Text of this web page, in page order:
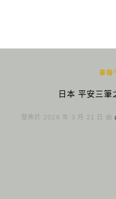
書翰
日本 平安三
發佈於 2026 年 3 月 21 日 由